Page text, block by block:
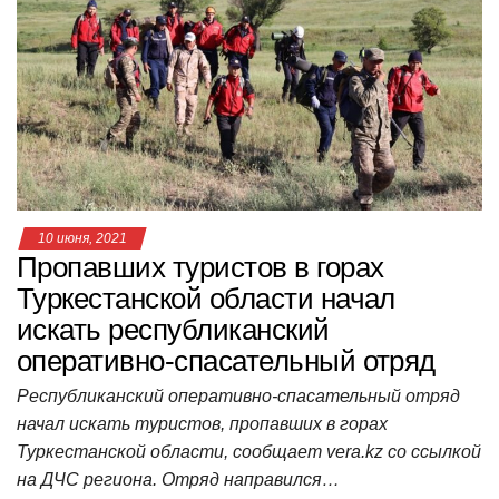
A
p
p
b
o
o
k
kl
a
ss
ni
ki
a
m
а
в
и
т
ь
10 июня, 2021
Пропавших туристов в горах
Туркестанской области начал
искать республиканский
оперативно-спасательный отряд
Республиканский оперативно-спасательный отряд
начал искать туристов, пропавших в горах
Туркестанской области, сообщает vera.kz со ссылкой
на ДЧС региона. Отряд направился…